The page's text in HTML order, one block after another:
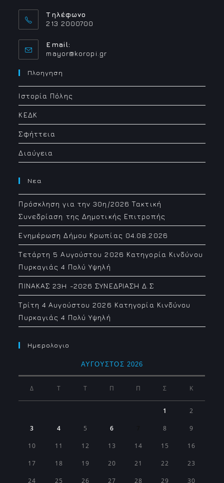
Τηλέφωνο
213 2000700
Email:
mayor@koropi.grOpens
Πλοηγηση
Ιστορία Πόλης
ΚΕΔΚ
Σφήττεια
Διαύγεια
Νεα
Πρόσκληση για την 30η/2026 Τακτική
Συνεδρίαση της Δημοτικής Επιτροπής
Ενημέρωση Δήμου Κρωπίας 04.08.2026
Τετάρτη 5 Αυγούστου 2026 Κατηγορία Κινδύνου
Πυρκαγιάς 4 Πολύ Υψηλή
ΠΙΝΑΚΑΣ 23H -2026 ΣΥΝΕΔΡΙΑΣΗ Δ.Σ
Τρίτη 4 Αυγούστου 2026 Κατηγορία Κινδύνου
Πυρκαγιάς 4 Πολύ Υψηλή
Ημερολογιο
ΑΎΓΟΥΣΤΟΣ 2026
Δ Τ Τ Π Π Σ Κ
1 2
3 4 5 6 8 9
10 11 12 13 14 15 16
17 18 19 20 21 22 23
24 25 26 27 28 29 30